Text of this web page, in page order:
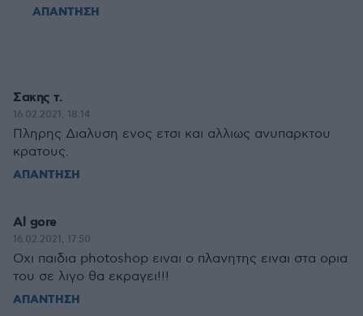
ΑΠΑΝΤΗΣΗ
Σακης τ.
16.02.2021, 18:14
Πληρης Διαλυση ενος ετσι και αλλιως ανυπαρκτου
κρατους.
ΑΠΑΝΤΗΣΗ
Al gore
16.02.2021, 17:50
Οχι παιδια photoshop ειναι ο πλανητης ειναι στα ορια
του σε λιγο θα εκραγει!!!
ΑΠΑΝΤΗΣΗ